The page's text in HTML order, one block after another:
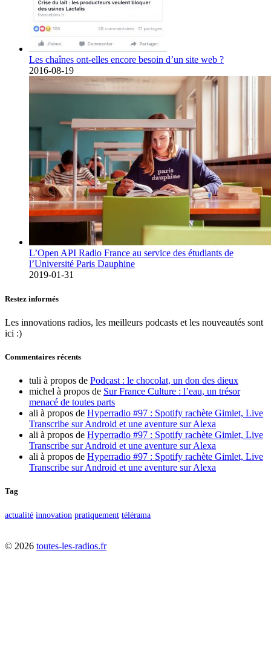
Les chaînes ont-elles encore besoin d’un site web ?
2016-08-19
L’Open API Radio France au service des étudiants de
l’Université Paris Dauphine
2019-01-31
Restez informés
Les innovations radios, les meilleurs podcasts et les nouveautés sont
ici :)
Commentaires récents
tuli à propos de Podcast : le chocolat, un don des dieux
michel à propos de Sur France Culture : l’eau, un trésor
menacé de toutes parts
ali à propos de Hyperradio #97 : Spotify rachète Gimlet, Live
Transcribe sur Android et une aventure sur Alexa
ali à propos de Hyperradio #97 : Spotify rachète Gimlet, Live
Transcribe sur Android et une aventure sur Alexa
ali à propos de Hyperradio #97 : Spotify rachète Gimlet, Live
Transcribe sur Android et une aventure sur Alexa
Tag
actualité innovation pratiquement télérama
© 2026 toutes-les-radios.fr